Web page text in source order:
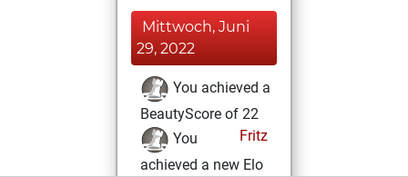
Mittwoch, Juni
29, 2022
You achieved a
BeautyScore of 22
Fritz
You
achieved a new Elo